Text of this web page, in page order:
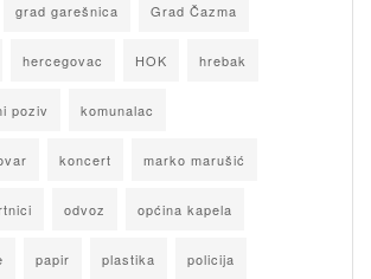
grad garešnica Grad Čazma
hercegovac HOK hrebak
poziv komunalac
koncert marko marušić
odvoz općina kapela
papir plastika policija